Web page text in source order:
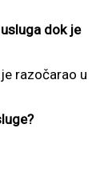
dok je
razočarao u